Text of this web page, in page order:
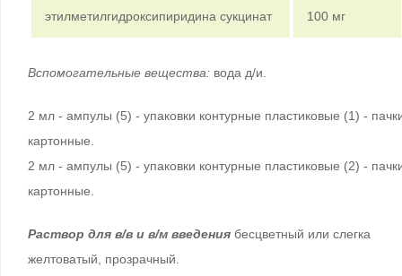
этилметилгидроксипиридина сукцинат 100 мг
Вспомогательные вещества: вода д/и.
2 мл - ампулы (5) - упаковки контурные пластиковые (1) -
картонные.
2 мл - ампулы (5) - упаковки контурные пластиковые (2) -
картонные.
Раствор для в/в и в/м введения бесцветный или слегка
желтоватый, прозрачный.